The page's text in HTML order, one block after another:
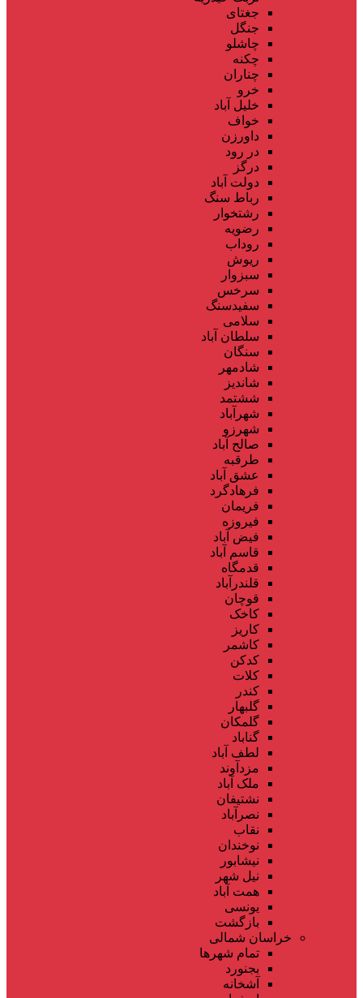
جغتای
جنگل
چاشلو
چکنه
چناران
خرو
خلیل آباد
خواف
داورزن
در رود
درگز
دولت آباد
رباط سنگ
رشتخوار
رضویه
روداب
ریوش
سبزوار
سرخس
سفیدسنگ
سلامی
سلطان آباد
سنگان
شادمهر
شاندیز
ششتمد
شهرآباد
شهرزو
صالح آباد
طرقبه
عشق آباد
فرهادگرد
فریمان
فیروزه
فیض آباد
قاسم آباد
قدمگاه
قلندرآباد
قوچان
کاخک
کاریز
کاشمر
کدکن
کلات
کندر
گلبهار
گلمکان
گناباد
لطف آباد
مزدآوند
ملک آباد
نشتیفان
نصرآباد
نقاب
نوخندان
نیشابور
نیل شهر
همت آباد
یونسی
بازگشت
خراسان شمالی
تمام شهر‌ها
بجنورد
آشخانه